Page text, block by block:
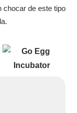
chocar de este tipo